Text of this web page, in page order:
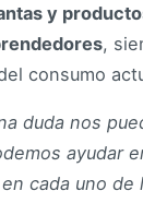
y
,
consumo
duda nos
ayudar
cada uno de